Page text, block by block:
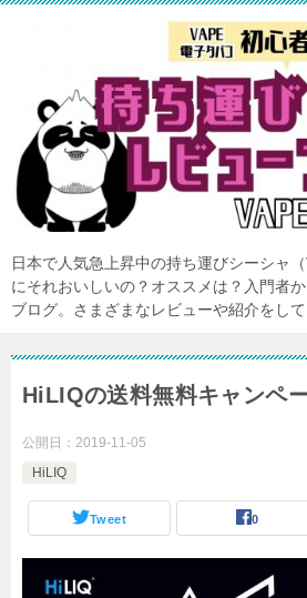
日本で人気急上昇中の持ち運びシーシャ
にそれおいしいの？オススメは？入門者
ブログ。さまざまなレビューや紹介をして
HiLIQの送料無料キャンペ
公開日： 2019-11-05
HiLIQ
Tweet 0